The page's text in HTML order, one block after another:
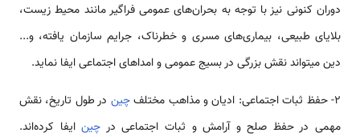
دوران کنونی نیز با توجه به بحران­‌های عمومی فراگیر مانند محیط زیست،
بلایای طبیعی، بیماری­‌های مسری و خطرناک، جرایم سازمان یافته، و...
دین می­تواند نقش بزرگی در بسیج عمومی و امداهای اجتماعی ایفا نماید.
2- حفظ ثبات اجتماعی: ادیان و مذاهب مختلف چین در طول تاریخ، نقش
مهمی در حفظ صلح و آرامش و ثبات اجتماعی در چینایفا کرده‌اند.